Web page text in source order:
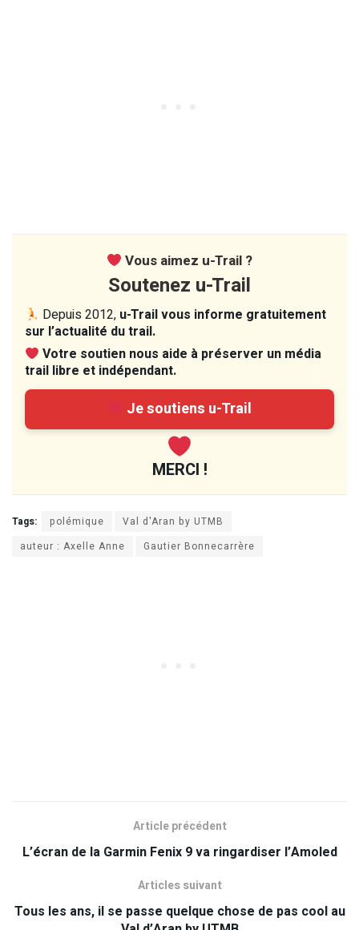
Vous aimez u-Trail ?
Soutenez u-Trail
Depuis 2012, u-Trail vous informe gratuitement
sur l’actualité du trail.
Votre soutien nous aide à préserver un média
trail libre et indépendant.
Je soutiens u-Trail
MERCI !
Tags: polémique
Val d'Aran by UTMB
auteur : Axelle Anne
Gautier Bonnecarrère
Article précédent
L’écran de la Garmin Fenix 9 va ringardiser l’Amoled
Articles suivant
Tous les ans, il se passe quelque chose de pas cool au